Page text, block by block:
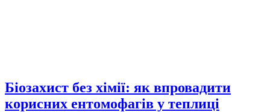
Біозахист без хімії: як впровадити
корисних ентомофагів у теплиці